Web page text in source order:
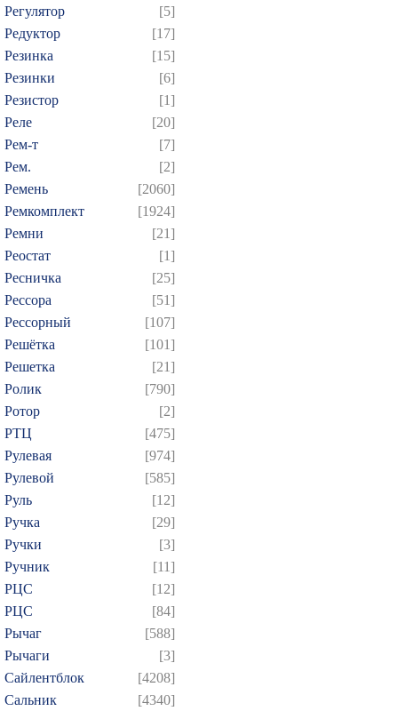
Регулятор
[5]
Редуктор
[17]
Резинка
[15]
Резинки
[6]
Резистор
[1]
Реле
[20]
Рем-т
[7]
Рем.
[2]
Ремень
[2060]
Ремкомплект
[1924]
Ремни
[21]
Реостат
[1]
Ресничка
[25]
Рессора
[51]
Рессорный
[107]
Решётка
[101]
Решетка
[21]
Ролик
[790]
Ротор
[2]
РТЦ
[475]
Рулевая
[974]
Рулевой
[585]
Руль
[12]
Ручка
[29]
Ручки
[3]
Ручник
[11]
РЦC
[12]
РЦС
[84]
Рычаг
[588]
Рычаги
[3]
Сайлентблок
[4208]
Сальник
[4340]